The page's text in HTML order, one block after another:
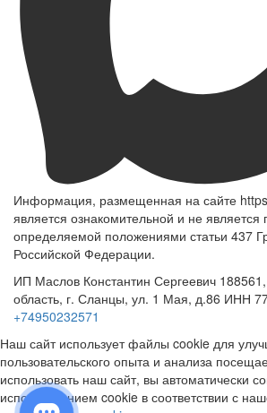
Информация, размещенная на сайте
является ознакомительной и не
определяемой положениями статьи 437
Российской Федерации.
ИП Маслов Константин Сергеевич
область, г. Сланцы, ул. 1 Мая, д.86 ИНН
+74950232571
Наш сайт использует файлы cookie для
пользовательского опыта и анализа
использовать наш сайт, вы автоматически
использованием cookie в соответствии с